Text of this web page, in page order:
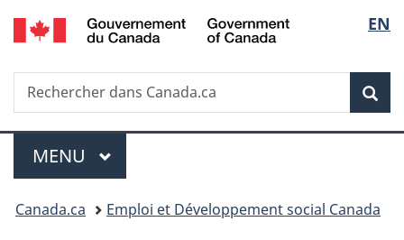
Passer
au
principal
Passer
à
Au
du
Passer
à
version
simplifiée
de
la
EN
Recherche
Rechercher
dans
Menu
MENU PRINCIPAL
Vous
Canada.ca Emploi et Développement social Canada